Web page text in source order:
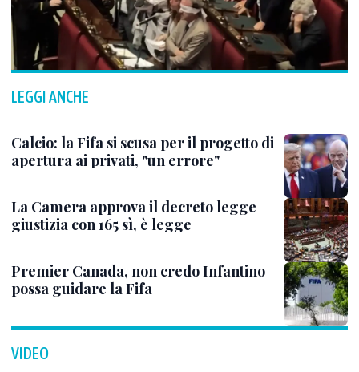
LEGGI ANCHE
Calcio: la Fifa si scusa per il progetto di
apertura ai privati, "un errore"
La Camera approva il decreto legge
giustizia con 165 sì, è legge
Premier Canada, non credo Infantino
possa guidare la Fifa
VIDEO